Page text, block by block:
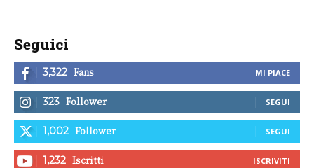
Seguici
3,322 Fans MI PIACE
323 Follower SEGUI
1,002 Follower SEGUI
1,232 Iscritti ISCRIVITI